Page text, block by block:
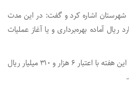
اشاره کرد و گفت: در این مدت
با ۱۶ هزار و ۲۰۰ میلیارد ریال آماده بهره‌برداری و یا آغاز عملیات
جعفری افزود: ۱۵ طرح اقتصادی این هفته با اعتبار ۶ هزار و ۳۱۰ میلیار ریال